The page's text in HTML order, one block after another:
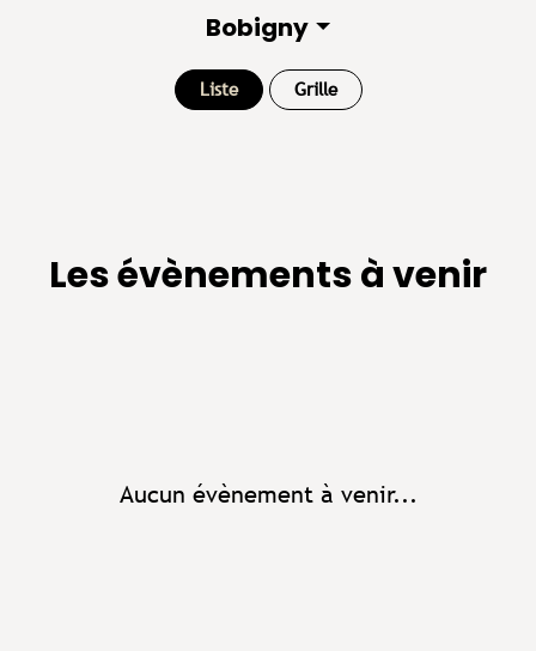
Bobigny
Liste Grille
Les évènements à venir
Aucun évènement à venir...